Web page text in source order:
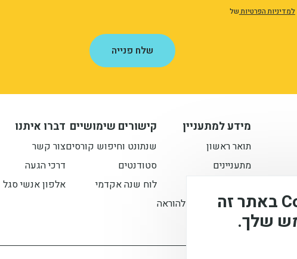
למדיניות הפרטיותשל
שלח פנייה
מידע למתעניין
תואר ראשון
מתעניינים
הסבת אקדמאים להוראה
קישורים שימושיים
שנתונט וחיפוש קורסים
סטודנטים
לוח שנה אקדמי
דברו איתנו
צור קשר
דרכי הגעה
אלפון אנשי סגל
אנו משתמשים בקובצי Cookie באתר זה
שלך.